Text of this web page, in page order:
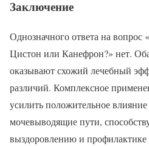
Заключение
Однозначного ответа на вопрос
Цистон или Канефрон?» нет.
оказывают схожий лечебный
различий. Комплексное
усилить положительное
мочевыводящие пути,
выздоровлению и профилактике